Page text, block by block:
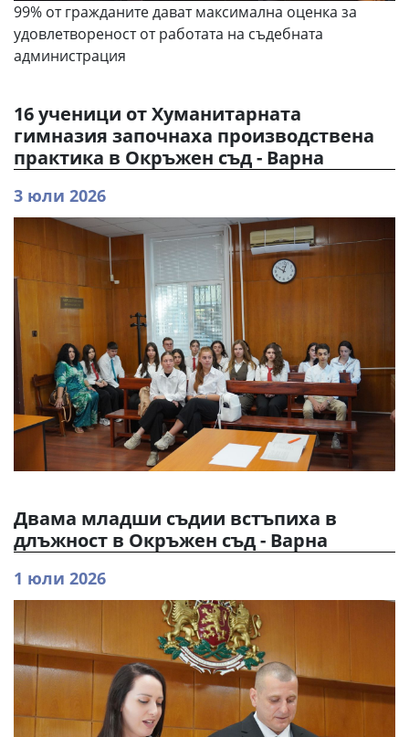
99% от гражданите дават максимална оценка за
удовлетвореност от работата на съдебната
администрация
16 ученици от Хуманитарната
гимназия започнаха производствена
практика в Окръжен съд - Варна
3 юли 2026
Двама младши съдии встъпиха в
длъжност в Окръжен съд - Варна
1 юли 2026